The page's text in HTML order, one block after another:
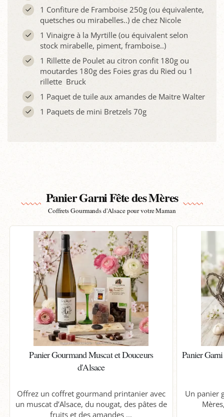
1 Confiture de Framboise 250g (ou équivalente,
quetsches ou mirabelles..) de chez Nicole
1 Vinaigre à la Myrtille (ou équivalent selon
stock mirabelle, piment, framboise..)
1 Rillette de Poulet au citron confit 180g ou
moutardes 180g des Foies gras du Ried ou 1
rillette Bruck
1 Paquet de tuile aux amandes de Maitre Walter
1 Paquets de mini Bretzels 70g
Panier Garni Fête des Mères
Coffrets Gourmands d'Alsace pour votre Maman
Panier Gourmand Muscat et Douceurs
d'Alsace
Offrez un coffret gourmand printanier avec
un muscat d’Alsace, du nougat, des pâtes de
fruits et des amandes ...
Panier
Un panier